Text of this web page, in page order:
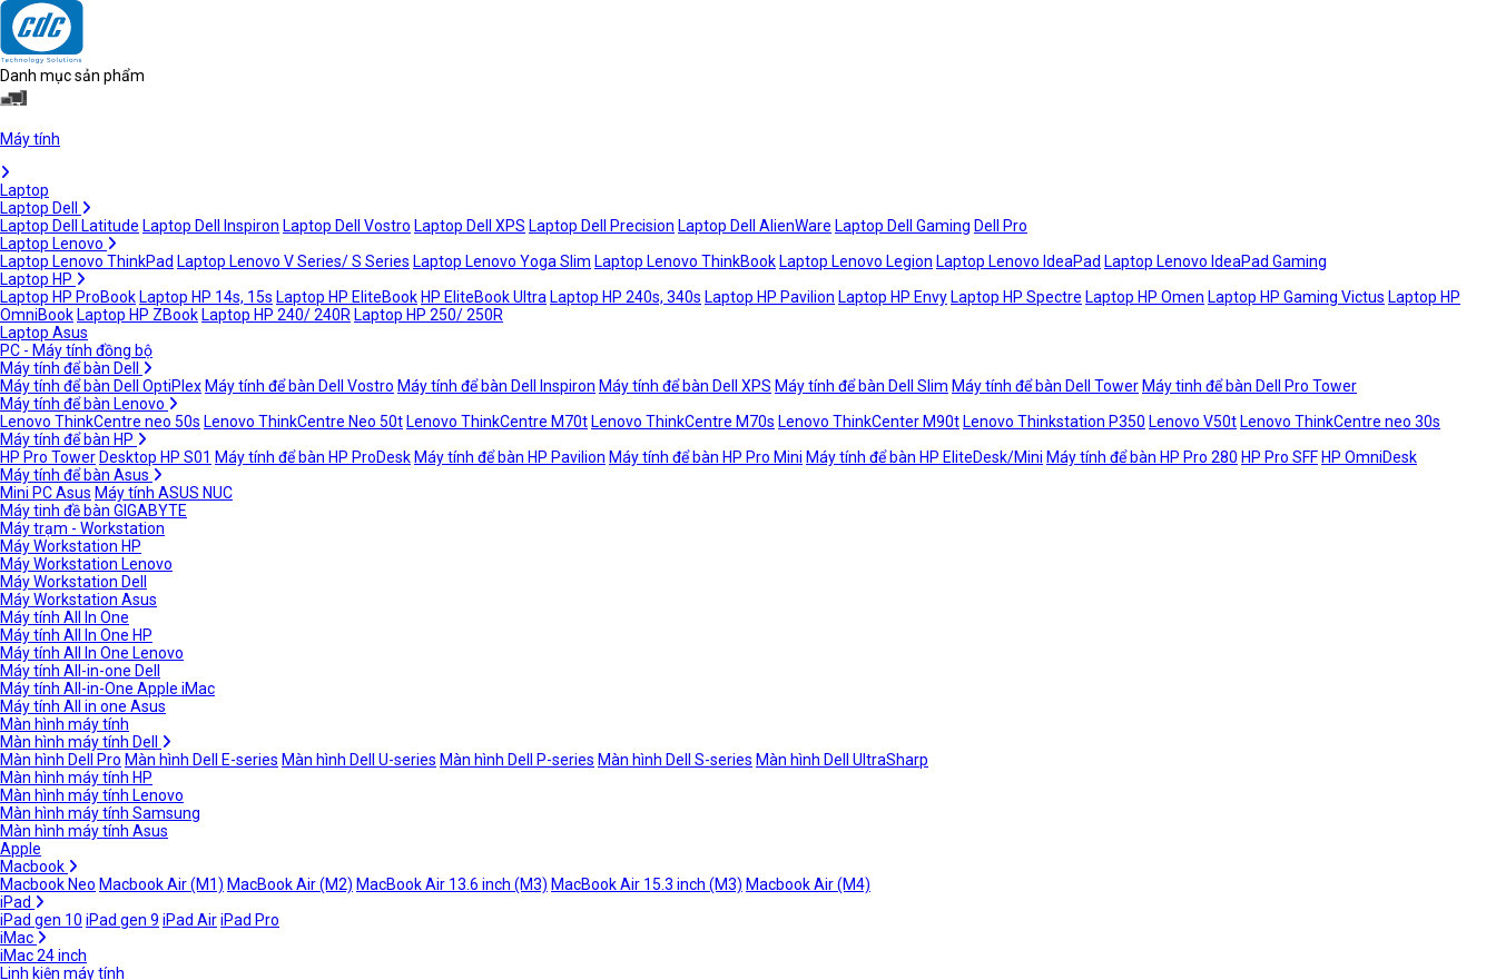
Danh mục sản phẩm
Máy tính
Laptop
Laptop Dell
Laptop Dell Latitude Laptop Dell Inspiron Laptop Dell Vostro Laptop Dell XPS Laptop Dell Precision Laptop Dell AlienWare Laptop Dell Gaming Dell Pro
Laptop Lenovo
Laptop Lenovo ThinkPad Laptop Lenovo V Series/ S Series Laptop Lenovo Yoga Slim Laptop Lenovo ThinkBook Laptop Lenovo Legion Laptop Lenovo IdeaPad Laptop Lenovo IdeaPad Gaming
Laptop HP
Laptop HP ProBook Laptop HP 14s, 15s Laptop HP EliteBook HP EliteBook Ultra Laptop HP 240s, 340s Laptop HP Pavilion Laptop HP Envy Laptop HP Spectre Laptop HP Omen Laptop HP Gaming Victus Laptop HP
OmniBook Laptop HP ZBook Laptop HP 240/ 240R Laptop HP 250/ 250R
Laptop Asus
PC - Máy tính đồng bộ
Máy tính để bàn Dell
Máy tính để bàn Dell OptiPlex Máy tính để bàn Dell Vostro Máy tính để bàn Dell Inspiron Máy tính để bàn Dell XPS Máy tính để bàn Dell Slim Máy tính để bàn Dell Tower Máy tinh để bàn Dell Pro Tower
Máy tính để bàn Lenovo
Lenovo ThinkCentre neo 50s Lenovo ThinkCentre Neo 50t Lenovo ThinkCentre M70t Lenovo ThinkCentre M70s Lenovo ThinkCenter M90t Lenovo Thinkstation P350 Lenovo V50t Lenovo ThinkCentre neo 30s
Máy tính để bàn HP
HP Pro Tower Desktop HP S01 Máy tính để bàn HP ProDesk Máy tính để bàn HP Pavilion Máy tính để bàn HP Pro Mini Máy tính để bàn HP EliteDesk/Mini Máy tính để bàn HP Pro 280 HP Pro SFF HP OmniDesk
Máy tính để bàn Asus
Mini PC Asus Máy tính ASUS NUC
Máy tinh đề bàn GIGABYTE
Máy trạm - Workstation
Máy Workstation HP
Máy Workstation Lenovo
Máy Workstation Dell
Máy Workstation Asus
Máy tính All In One
Máy tính All In One HP
Máy tính All In One Lenovo
Máy tính All-in-one Dell
Máy tính All-in-One Apple iMac
Máy tính All in one Asus
Màn hình máy tính
Màn hình máy tính Dell
Màn hình Dell Pro Màn hình Dell E-series Màn hình Dell U-series Màn hình Dell P-series Màn hình Dell S-series Màn hình Dell UltraSharp
Màn hình máy tính HP
Màn hình máy tính Lenovo
Màn hình máy tính Samsung
Màn hình máy tính Asus
Apple
Macbook
Macbook Neo Macbook Air (M1) MacBook Air (M2) MacBook Air 13.6 inch (M3) MacBook Air 15.3 inch (M3) Macbook Air (M4)
iPad
iPad gen 10 iPad gen 9 iPad AiriPad Pro
iMac
iMac 24 inch
Linh kiện máy tính